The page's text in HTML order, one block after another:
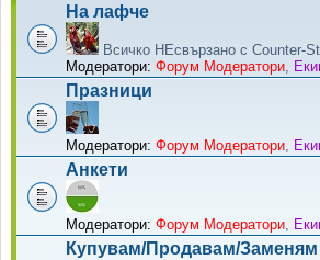
На лафче
Всичко НЕсвързано с Counter-
Модератори: Форум Модератори
Празници
Модератори: Форум Модератори
Анкети
Модератори: Форум Модератори
Купувам/Продавам/Заменям